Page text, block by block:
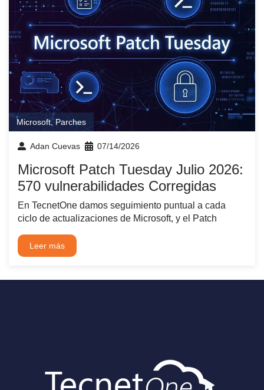
Microsoft, Parches
Adan Cuevas 07/14/2026
Microsoft Patch Tuesday Julio 2026:
570 vulnerabilidades Corregidas
En TecnetOne damos seguimiento puntual a cada
ciclo de actualizaciones de Microsoft, y el Patch
Leer más